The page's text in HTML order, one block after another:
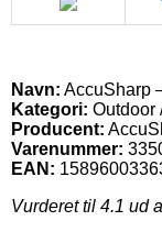
Navn: AccuSharp
Kategori: Outdoor
Producent:
Varenummer:
EAN:
Vurderet til 4.1 ud